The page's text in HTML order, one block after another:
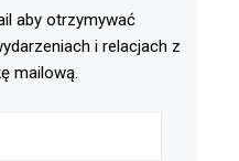
aby otrzymywać
i relacjach z
mailową.